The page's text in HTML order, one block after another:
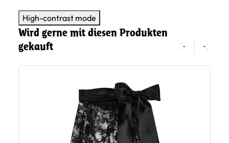
High-contrast mode
Wird gerne mit diesen Produkten
gekauft